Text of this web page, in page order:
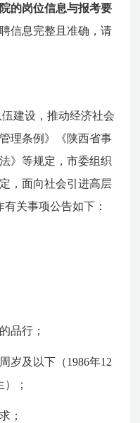
的岗位信息与报考要
信息完整且准确，请
建设，推动经济社会
理条例》《陕西省事
》等规定，市委组织
，面向社会引进高层
关事项公告如下：
品行；
岁及以下（1986年12
；
；